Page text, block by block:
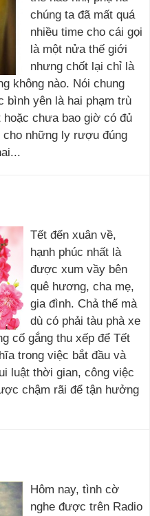
chúng ta đã mất quá
nhiều time cho cái gọi
là một nửa thế giới
nhưng chốt lại chỉ là
không nào. Nói chung
bình yên là hai phạm trù
chưa bao giờ có đủ
những ly rượu đúng
Tết đến xuân về,
hạnh phúc nhất là
được xum vầy bên
quê hương, cha mẹ,
gia đình. Chả thế mà
dù có phải tàu phà xe
cố gắng thu xếp để Tết
trong việc bắt đầu và
luật thời gian, công việc
chậm rãi để tận hưởng
Hôm nay, tình cờ
nghe được trên Radio